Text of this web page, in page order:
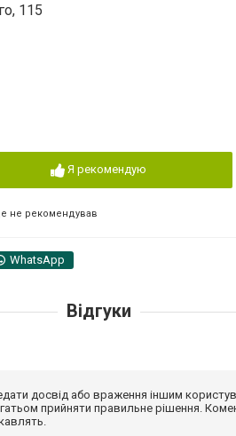
115
Я рекомендую
не рекомендував
WhatsApp
Відгуки
досвід або враження іншим
прийняти правильне рішення.